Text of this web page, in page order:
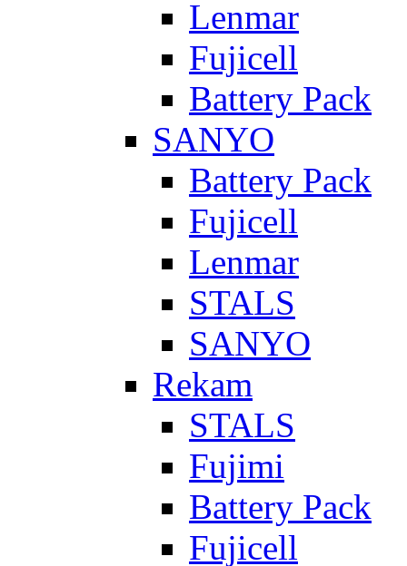
Lenmar
Fujicell
Battery Pack
SANYO
Battery Pack
Fujicell
Lenmar
STALS
SANYO
Rekam
STALS
Fujimi
Battery Pack
Fujicell